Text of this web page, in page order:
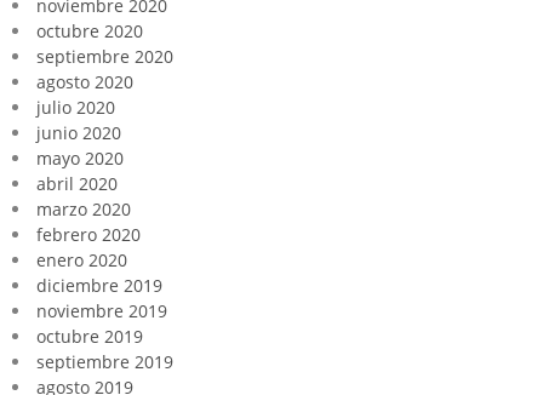
noviembre 2020
octubre 2020
septiembre 2020
agosto 2020
julio 2020
junio 2020
mayo 2020
abril 2020
marzo 2020
febrero 2020
enero 2020
diciembre 2019
noviembre 2019
octubre 2019
septiembre 2019
agosto 2019